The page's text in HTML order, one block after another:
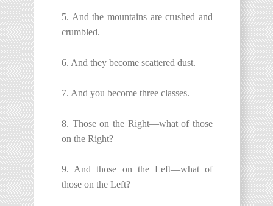
5. And the mountains are crushed and
crumbled.
6. And they become scattered dust.
7. And you become three classes.
8. Those on the Right—what of those
on the Right?
9. And those on the Left—what of
those on the Left?